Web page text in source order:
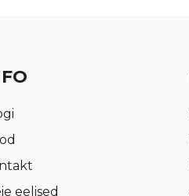
eelised